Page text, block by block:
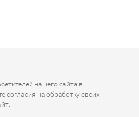
нашего сайта в
согласия на обработку своих